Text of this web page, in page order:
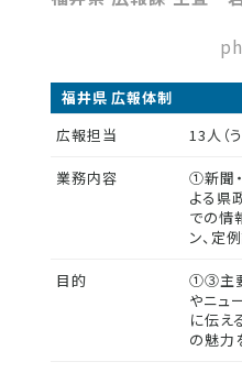
福井県 広報体制
広報担当
13人（
業務内容
①新聞
よる県
での情
ン、定
目的
①③主要
やニュ
に伝え
の魅力